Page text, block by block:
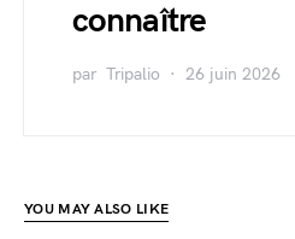
connaître
par Tripalio 26 juin 2026
YOU MAY ALSO LIKE